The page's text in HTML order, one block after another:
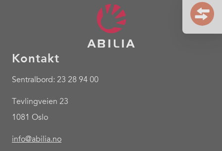
Kontakt
Sentralbord: 23 28 94 00
Tevlingveien 23
1081 Oslo
info@abilia.no